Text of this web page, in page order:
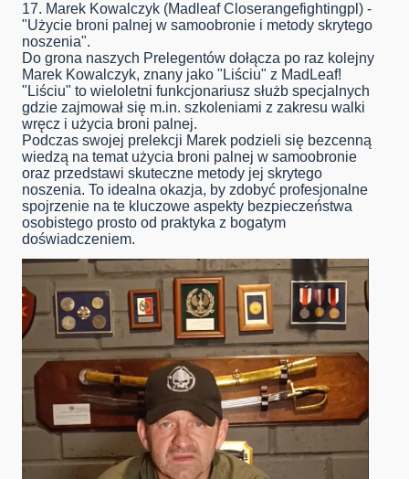
17. Marek Kowalczyk (Madleaf Closerangefightingpl) -
"Użycie broni palnej w samoobronie i metody skrytego
noszenia".
Do grona naszych Prelegentów dołącza po raz kolejny
Marek Kowalczyk, znany jako "Liściu" z MadLeaf!
"Liściu" to wieloletni funkcjonariusz służb specjalnych
gdzie zajmował się m.in. szkoleniami z zakresu walki
wręcz i użycia broni palnej.
Podczas swojej prelekcji Marek podzieli się bezcenną
wiedzą na temat użycia broni palnej w samoobronie
oraz przedstawi skuteczne metody jej skrytego
noszenia. To idealna okazja, by zdobyć profesjonalne
spojrzenie na te kluczowe aspekty bezpieczeństwa
osobistego prosto od praktyka z bogatym
doświadczeniem.